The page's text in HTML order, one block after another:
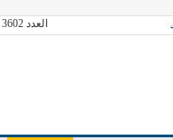
العدد 3602 الجمعة 07 أغسطس 2026 آخر تحديث GMT 21:35